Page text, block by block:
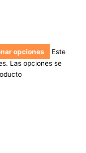
opciones
Este
Las opciones se